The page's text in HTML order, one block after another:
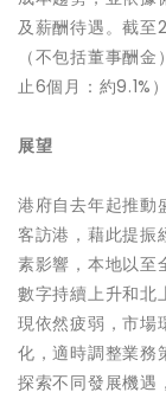
及薪酬待遇。截
（不包括董事酬
止6個月：約9.1%）
展望
港府自去年起推動
客訪港，藉此提振
素影響，本地以至
數字持續上升和北
現依然疲弱，市場
化，適時調整業務
探索不同發展機遇